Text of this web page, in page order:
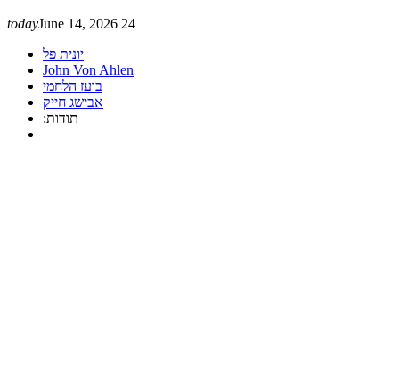
todayJune 14, 2026 24
יונית פל
John Von Ahlen
בועז הלחמי
אבישג חייק
:תודות